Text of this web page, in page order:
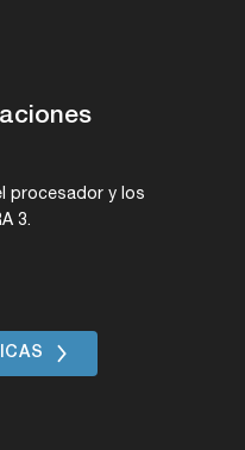
procesador y los
3.